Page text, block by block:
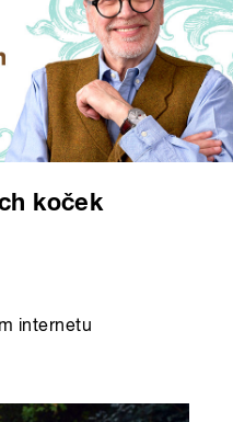
koček
internetu